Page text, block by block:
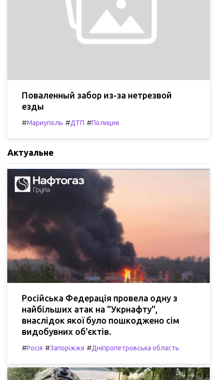
Поваленный забор из-за нетрезвой
езды
#Мариуполь #ДТП #Полиция
Актуальне
Російська Федерація провела одну з
найбільших атак на "Укрнафту",
внаслідок якої було пошкоджено сім
видобувних об'єктів.
#Росія #Запоріжжя #Дніпропетровська область